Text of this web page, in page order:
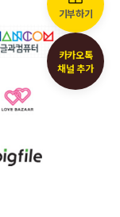
기부하기
카카오톡
채널 추가